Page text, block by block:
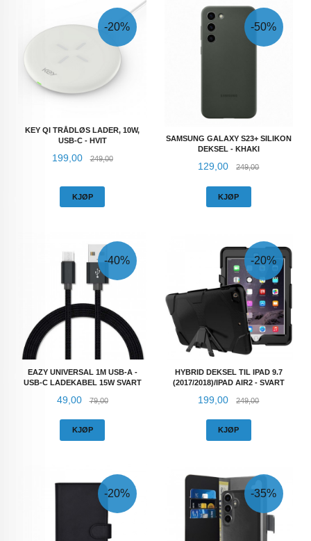
KEY QI TRÅDLØS LADER, 10W,
USB-C - HVIT
Tilbud
199,00 249,00Rabatt
-20%
KJØP
SAMSUNG GALAXY S23+ SILIKON
DEKSEL - KHAKI
Tilbud
129,00 249,00Rabatt
-50%
KJØP
EAZY UNIVERSAL 1M USB-A -
USB-C LADEKABEL 15W SVART
Tilbud
49,00 79,00Rabatt
-40%
KJØP
HYBRID DEKSEL TIL IPAD 9.7
(2017/2018)/IPAD AIR2 - SVART
Tilbud
199,00 249,00Rabatt
-20%
KJØP
-20% -35%